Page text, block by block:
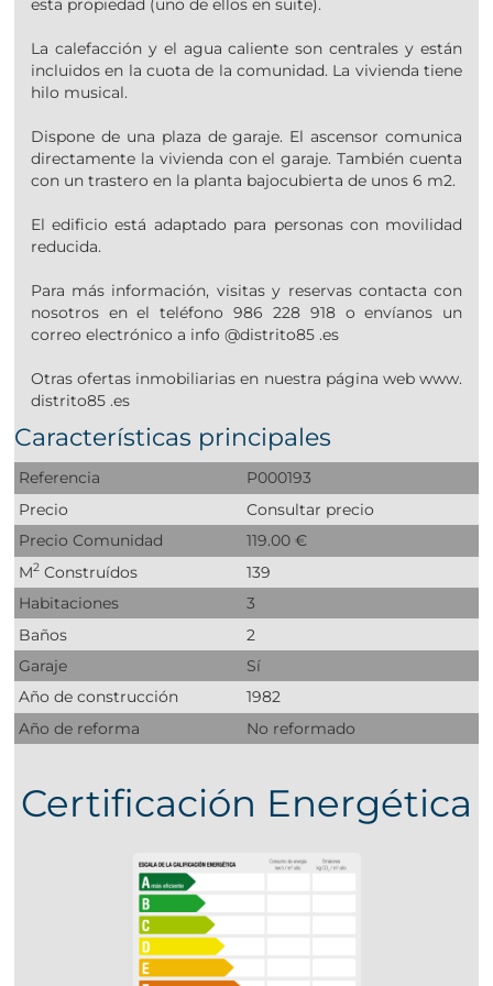
esta propiedad (uno de ellos en suite).
La calefacción y el agua caliente son centrales y están
incluidos en la cuota de la comunidad. La vivienda tiene
hilo musical.
Dispone de una plaza de garaje. El ascensor comunica
directamente la vivienda con el garaje. También cuenta
con un trastero en la planta bajocubierta de unos 6 m2.
El edificio está adaptado para personas con movilidad
reducida.
Para más información, visitas y reservas contacta con
nosotros en el teléfono 986 228 918 o envíanos un
correo electrónico a info @distrito85 .es
Otras ofertas inmobiliarias en nuestra página web www.
distrito85 .es
Características principales
Referencia
P000193
Precio
Consultar precio
Precio Comunidad
119.00 €
M2 Construídos
139
Habitaciones
3
Baños
2
Garaje
Sí
Año de construcción
1982
Año de reforma
No reformado
Certificación Energética